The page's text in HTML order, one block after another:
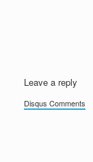
Leave a reply
Disqus Comments